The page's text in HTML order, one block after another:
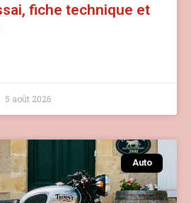
fiche technique et
5 août 2026
Auto